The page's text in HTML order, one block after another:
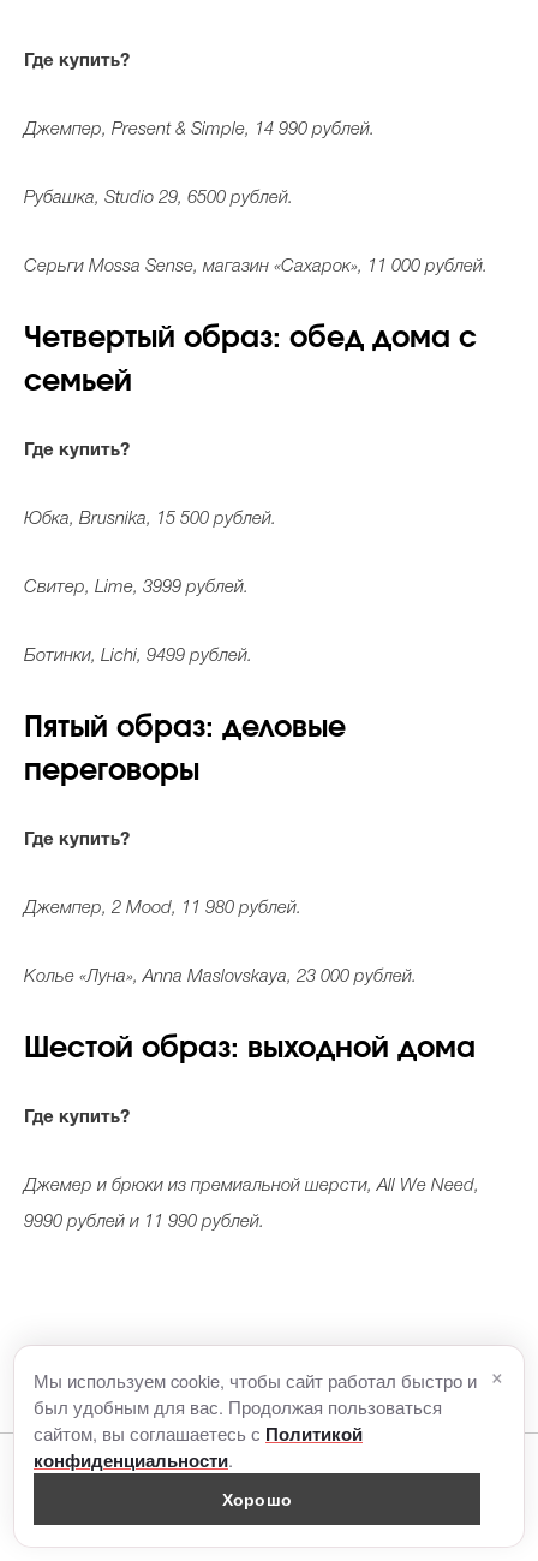
Где купить?
Джемпер, Present & Simple, 14 990 рублей.
Рубашка, Studio 29, 6500 рублей.
Серьги Mossa Sense, магазин «Сахарок», 11 000 рублей.
Четвертый образ: обед дома с
семьей
Где купить?
Юбка, Brusnika, 15 500 рублей.
Свитер, Lime, 3999 рублей.
Ботинки, Lichi, 9499 рублей.
Пятый образ: деловые
переговоры
Где купить?
Джемпер, 2 Mood, 11 980 рублей.
Колье «Луна», Anna Maslovskaya, 23 000 рублей.
Шестой образ: выходной дома
Где купить?
Джемер и брюки из премиальной шерсти, All We Need,
9990 рублей и 11 990 рублей.
Читайте также
Мы используем cookie, чтобы сайт работал быстро и
был удобным для вас. Продолжая пользоваться
сайтом, вы соглашаетесь с Политикой
конфиденциальности.
Хорошо
×